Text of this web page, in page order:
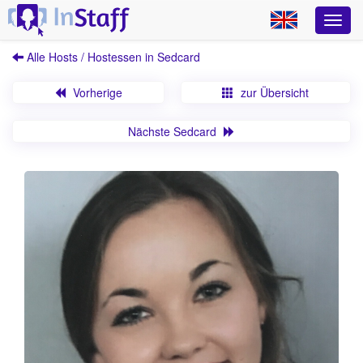
Alle Hosts / Hostessen in Sedcard
Vorherige zur Übersicht
Nächste Sedcard